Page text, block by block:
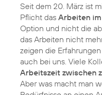
Seit dem 20. März ist
Pflicht das Arbeiten
Option und nicht die
das Arbeiten nicht
zeigen die
auch bei uns. Viele
Arbeitszeit zwischen
Aber was macht man